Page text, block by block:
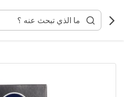
المحتوى
انتقل